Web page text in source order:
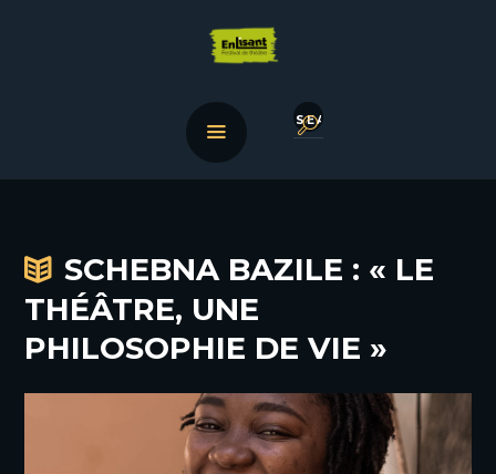
SCHEBNA BAZILE : « LE
THÉÂTRE, UNE
PHILOSOPHIE DE VIE »